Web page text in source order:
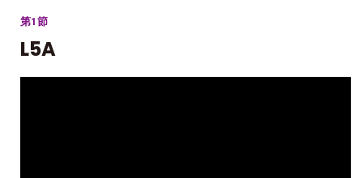
第1節
L5A